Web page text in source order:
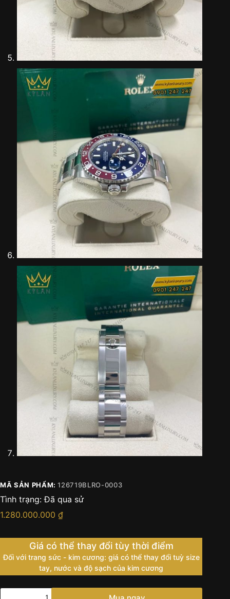
MÃ SẢN PHẨM:126719BLRO-0003
Tình trạng: Đã qua sử
1.280.000.000 ₫
Giá có thể thay đổi tùy thời điểm
Đối với trang sức - kim cương: giá có thể thay đổi tuỳ size
tay, nước và độ sạch của kim cương
Đồng